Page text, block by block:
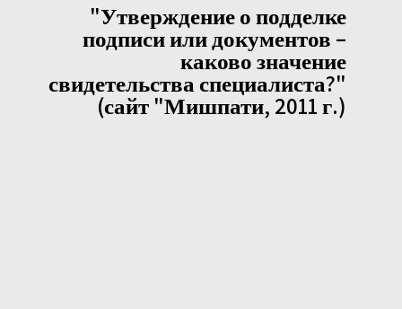
"Утверждение о подделке
подписи или документов –
каково значение
свидетельства специалиста?"
(сайт "Мишпати, 2011 г.)